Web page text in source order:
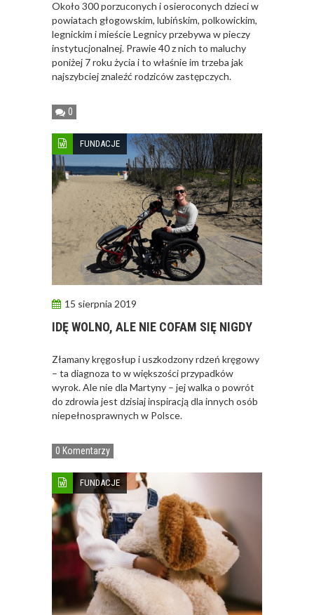
Około 300 porzuconych i osieroconych dzieci w
powiatach głogowskim, lubińskim, polkowickim,
legnickim i mieście Legnicy przebywa w pieczy
instytucjonalnej. Prawie 40 z nich to maluchy
poniżej 7 roku życia i to właśnie im trzeba jak
najszybciej znaleźć rodziców zastępczych.
0
FUNDACJE
15 sierpnia 2019
IDĘ WOLNO, ALE NIE COFAM SIĘ NIGDY
Złamany kręgosłup i uszkodzony rdzeń kręgowy
– ta diagnoza to w większości przypadków
wyrok. Ale nie dla Martyny – jej walka o powrót
do zdrowia jest dzisiaj inspiracją dla innych osób
niepełnosprawnych w Polsce.
0 Komentarzy
FUNDACJE